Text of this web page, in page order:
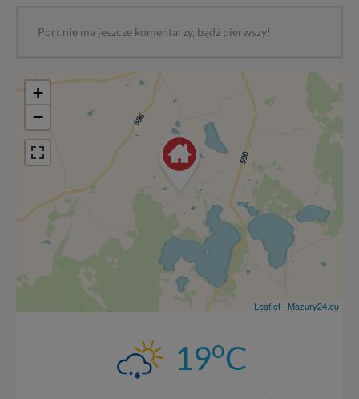
Port nie ma jeszcze komentarzy, bądź pierwszy!
+
−
Leaflet | Mazury24.eu
19oC